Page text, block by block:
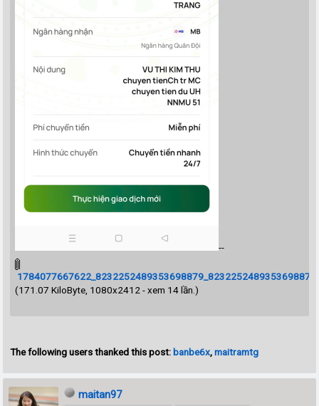
--
(171.07 KiloByte, 1080x2412 - xem 14 lần.)
The following users thanked this post: banbe6x,maitramtg
maitan97